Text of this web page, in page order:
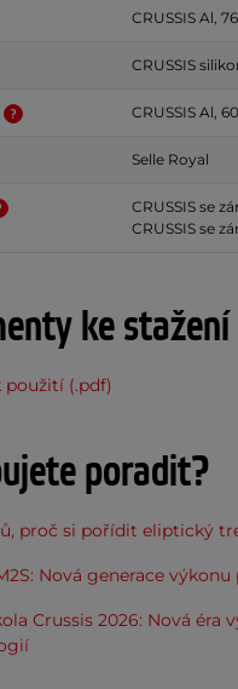
CRUSSIS Al,
CRUSSIS
CRUSSIS Al,
Selle Royal
CRUSSIS se
CRUSSIS se
ke stažení
použití (.pdf)
poradit?
proč si pořídit eliptický
Nová generace
Crussis 2026: Nová éra